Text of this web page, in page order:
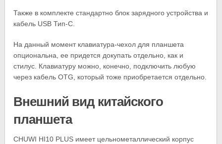
Также в комплекте стандартно блок зарядного устройства и
кабель USB Тип-C.
На данный момент клавиатура-чехол для планшета
опциональна, ее придется докупать отдельно, как и
стилус. Клавиатуру можно, конечно, подключить любую
через кабель OTG, который тоже приобретается отдельно.
Внешний вид китайского
планшета
CHUWI HI10 PLUS имеет цельнометаллический корпус